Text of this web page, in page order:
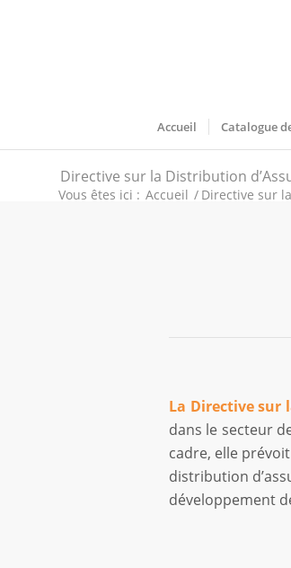
Accueil Catalogue
Directive sur la Distribution
Vous êtes ici : Accueil / Directive sur
La Directive sur
dans le secteur
cadre, elle
distribution
développement